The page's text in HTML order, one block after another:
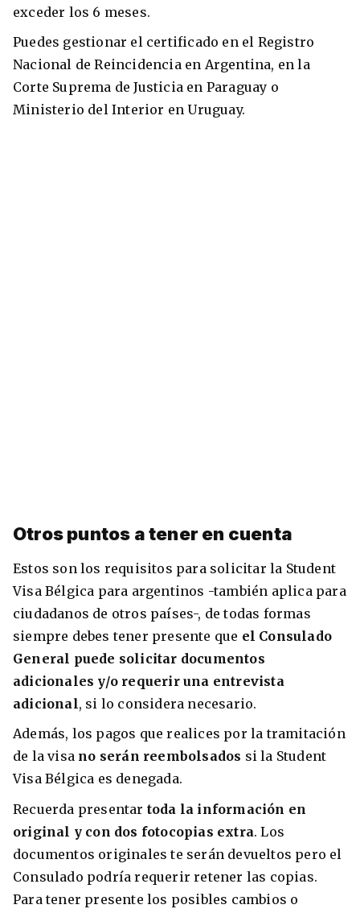
exceder los 6 meses.
Puedes gestionar el certificado en el Registro
Nacional de Reincidencia en Argentina, en la
Corte Suprema de Justicia en Paraguay o
Ministerio del Interior en Uruguay.
Otros puntos a tener en cuenta
Estos son los requisitos para solicitar la Student
Visa Bélgica para argentinos -también aplica para
ciudadanos de otros países-, de todas formas
siempre debes tener presente que el Consulado
General puede solicitar documentos
adicionales y/o requerir una entrevista
adicional, si lo considera necesario.
Además, los pagos que realices por la tramitación
de la visa no serán reembolsados si la Student
Visa Bélgica es denegada.
Recuerda presentar toda la información en
original y con dos fotocopias extra. Los
documentos originales te serán devueltos pero el
Consulado podría requerir retener las copias.
Para tener presente los posibles cambios o